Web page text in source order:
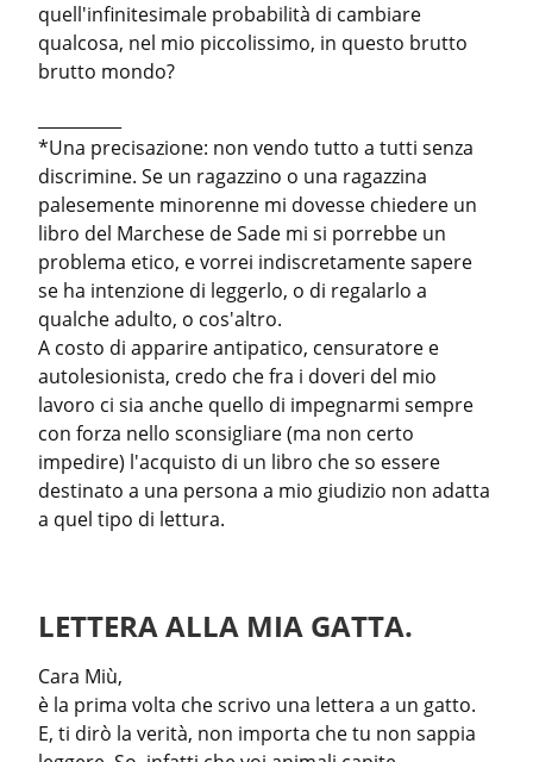
quell'infinitesimale probabilità di cambiare
qualcosa, nel mio piccolissimo, in questo brutto
brutto mondo?
*Una precisazione: non vendo tutto a tutti senza
discrimine. Se un ragazzino o una ragazzina
palesemente minorenne mi dovesse chiedere un
libro del Marchese de Sade mi si porrebbe un
problema etico, e vorrei indiscretamente sapere
se ha intenzione di leggerlo, o di regalarlo a
qualche adulto, o cos'altro.
A costo di apparire antipatico, censuratore e
autolesionista, credo che fra i doveri del mio
lavoro ci sia anche quello di impegnarmi sempre
con forza nello sconsigliare (ma non certo
impedire) l'acquisto di un libro che so essere
destinato a una persona a mio giudizio non adatta
a quel tipo di lettura.
LETTERA ALLA MIA GATTA.
Cara Miù,
è la prima volta che scrivo una lettera a un gatto.
E, ti dirò la verità, non importa che tu non sappia